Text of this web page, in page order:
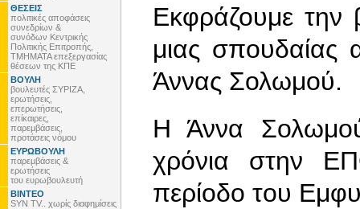
ΘΕΣΕΙΣ
πολιτικές αποφάσεις
συνεδρίων &
συνόδων Κεντρικής
Πολιτικής Επιτροπής,
ΤΜΗΜΑΤΑ επεξεργασίας
θέσεων της ΚΠΕ
ΒΟΥΛΗ
βουλευτές ΣΥΡΙΖΑ,
ερωτήσεις,
επερωτήσεις,
επίκαιρες,
παρεμβάσεις,
προτάσεις νόμου
ΕΥΡΩΒΟΥΛΗ
παρεμβάσεις &
ερωτήσεις
του ευρωβουλευτή
ΒΙΝΤΕΟ
SYN TV.. χωρίς διαφημίσεις
Εκφράζουμε την
μιας σπουδαίας
Άννας Σολωμού.
Η Άννα Σολωμού
χρόνια στην
περίοδο του